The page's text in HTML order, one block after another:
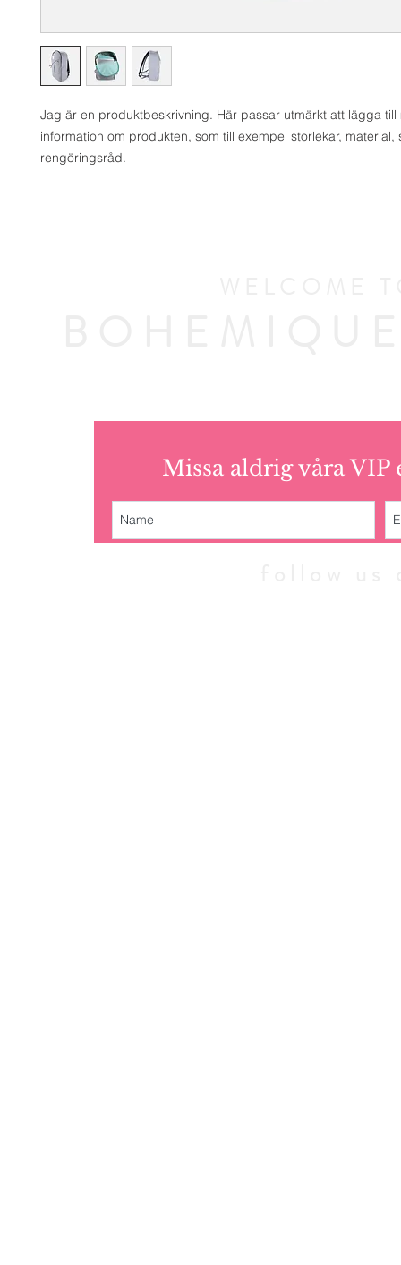
Jag är en produktbeskrivning. Här passar utmärkt att lägga till
information om produkten, som till exempel storlekar, material,
rengöringsråd.
Missa aldrig våra VIP